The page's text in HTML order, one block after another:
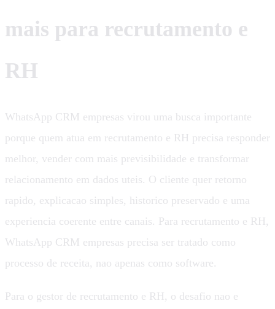
mais para recrutamento e
RH
WhatsApp CRM empresas virou uma busca importante
porque quem atua em recrutamento e RH precisa responder
melhor, vender com mais previsibilidade e transformar
relacionamento em dados uteis. O cliente quer retorno
rapido, explicacao simples, historico preservado e uma
experiencia coerente entre canais. Para recrutamento e RH,
WhatsApp CRM empresas precisa ser tratado como
processo de receita, nao apenas como software.
Para o gestor de recrutamento e RH, o desafio nao e